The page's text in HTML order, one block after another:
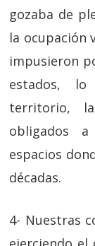
gozaba de
la ocupación
impusieron
estados,
territorio,
obligados
espacios
décadas.
4- Nuestras